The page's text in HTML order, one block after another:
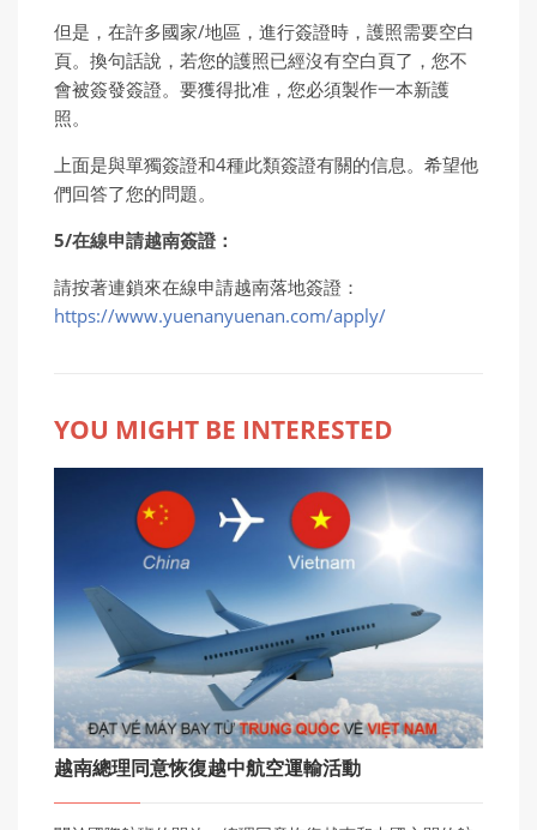
但是，在許多國家/地區，進行簽證時，護照需要空白
頁。換句話說，若您的護照已經沒有空白頁了，您不
會被簽發簽證。要獲得批准，您必須製作一本新護
照。
上面是與單獨簽證和4種此類簽證有關的信息。希望他
們回答了您的問題。
5/在線申請越南簽證：
請按著連鎖來在線申請越南落地簽證：
https://www.yuenanyuenan.com/apply/
YOU MIGHT BE INTERESTED
越南總理同意恢復越中航空運輸活動